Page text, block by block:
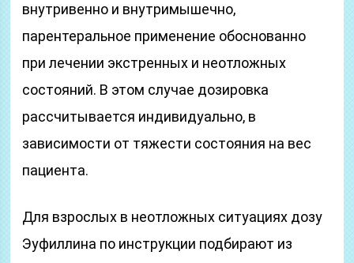
внутривенно и внутримышечно,
парентеральное применение обоснованно
при лечении экстренных и неотложных
состояний. В этом случае дозировка
рассчитывается индивидуально, в
зависимости от тяжести состояния на вес
пациента.
Для взрослых в неотложных ситуациях дозу
Эуфиллина по инструкции подбирают из